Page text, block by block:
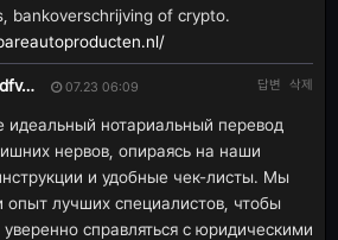
bankoverschrijving of crypto.
07.23 06:09 답변 삭제
идеальный нотариальный перевод
нервов, опираясь на наши
и удобные чек-листы. Мы
опыт лучших специалистов, чтобы
справляться с юридическими